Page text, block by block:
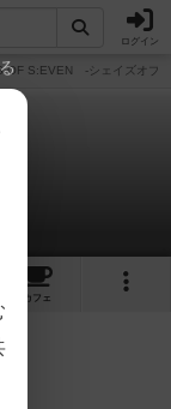
ログイン
OF S:EVEN -シェイズオブ
カフェ